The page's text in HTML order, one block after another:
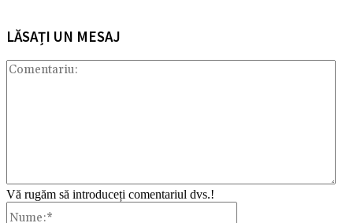
LĂSAȚI UN MESAJ
Vă rugăm să introduceți comentariul dvs.!